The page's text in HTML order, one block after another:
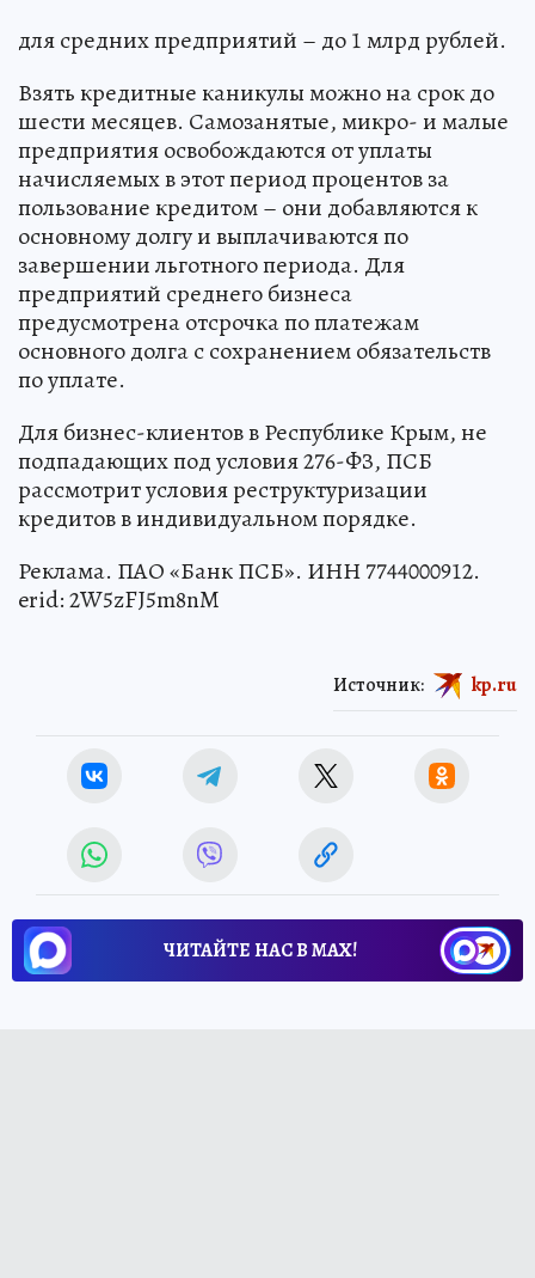
для средних предприятий – до 1 млрд рублей.
Взять кредитные каникулы можно на срок до
шести месяцев. Самозанятые, микро- и малые
предприятия освобождаются от уплаты
начисляемых в этот период процентов за
пользование кредитом – они добавляются к
основному долгу и выплачиваются по
завершении льготного периода. Для
предприятий среднего бизнеса
предусмотрена отсрочка по платежам
основного долга с сохранением обязательств
по уплате.
Для бизнес-клиентов в Республике Крым, не
подпадающих под условия 276-ФЗ, ПСБ
рассмотрит условия реструктуризации
кредитов в индивидуальном порядке.
Реклама. ПАО «Банк ПСБ». ИНН 7744000912.
erid: 2W5zFJ5m8nM
Источник: kp.ru
ЧИТАЙТЕ НАС В МАХ!